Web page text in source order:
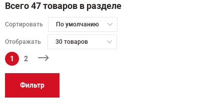
Всего 47 товаров в разделе
Сортировать По умолчанию
Отображать 30 товаров
1 2
Фильтр